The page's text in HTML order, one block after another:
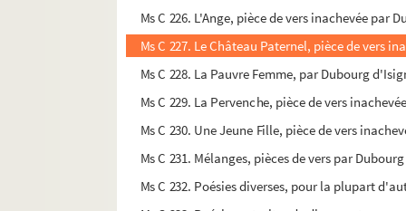
Ms C 226. L'Ange, pièce de vers inachevée par
Ms C 227. Le Château Paternel, pièce de vers
Ms C 228. La Pauvre Femme, par Dubourg
Ms C 229. La Pervenche, pièce de vers
Ms C 230. Une Jeune Fille, pièce de vers
Ms C 231. Mélanges, pièces de vers par
Ms C 232. Poésies diverses, pour la plupart